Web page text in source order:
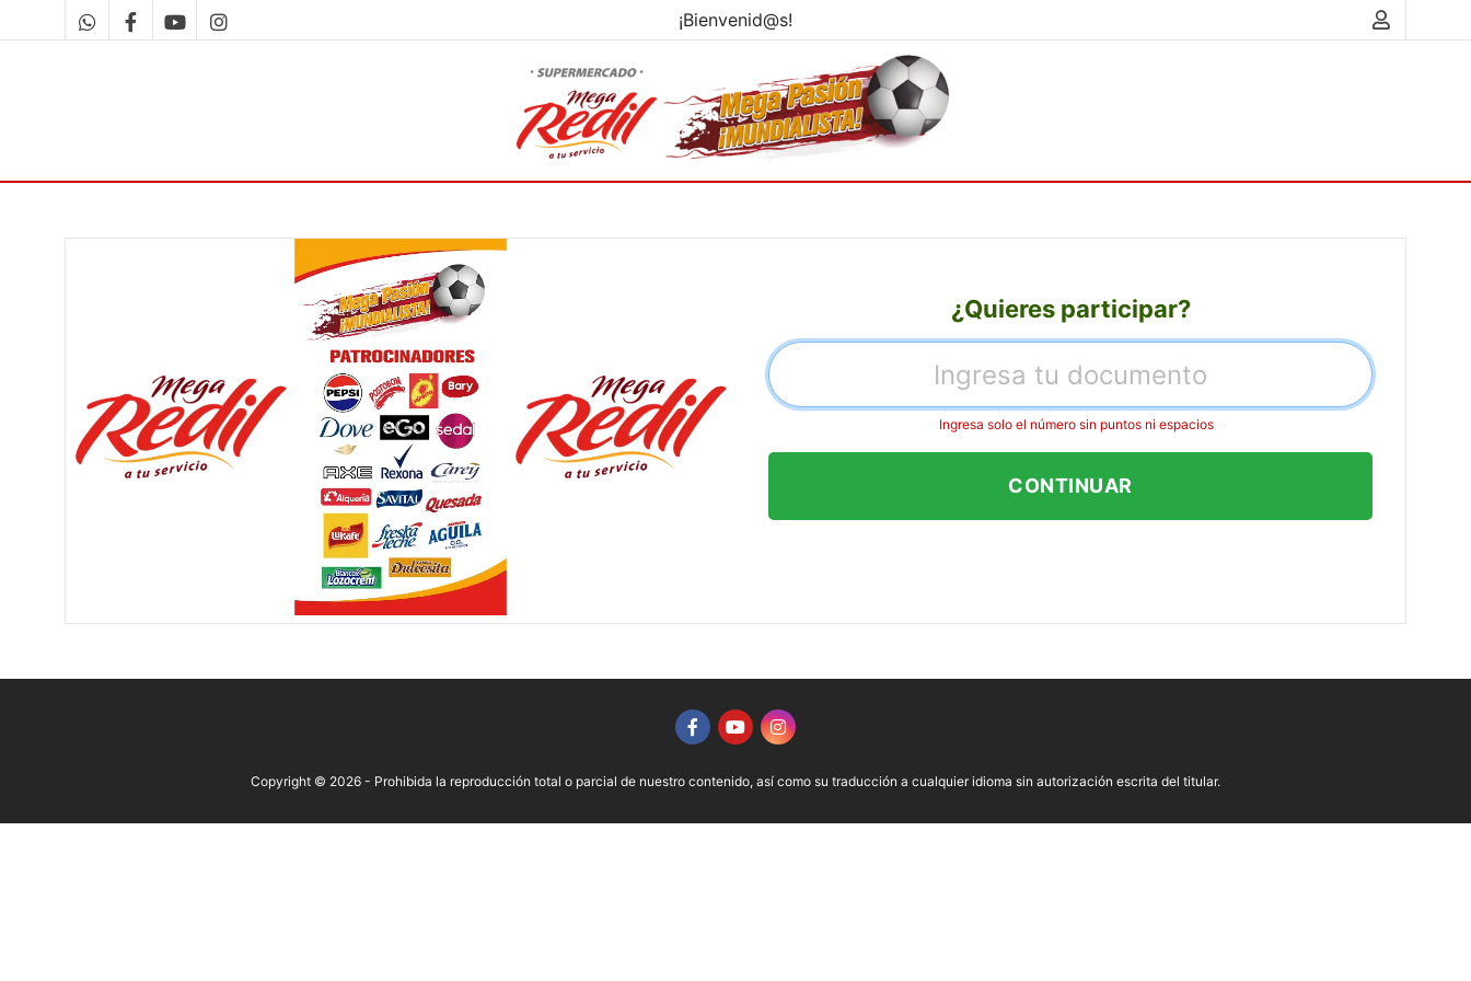
¡Bienvenid@s!
¿Quieres participar?
Ingresa solo el número sin puntos ni espacios
CONTINUAR
Copyright © 2026 - Prohibida la reproducción total o parcial de nuestro contenido, así como su traducción a cualquier idioma sin autorización escrita del titular.